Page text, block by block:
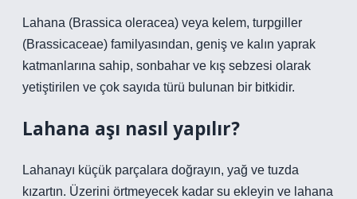
Lahana (Brassica oleracea) veya kelem, turpgiller
(Brassicaceae) familyasından, geniş ve kalın yaprak
katmanlarına sahip, sonbahar ve kış sebzesi olarak
yetiştirilen ve çok sayıda türü bulunan bir bitkidir.
Lahana aşı nasıl yapılır?
Lahanayı küçük parçalara doğrayın, yağ ve tuzda
kızartın. Üzerini örtmeyecek kadar su ekleyin ve lahana